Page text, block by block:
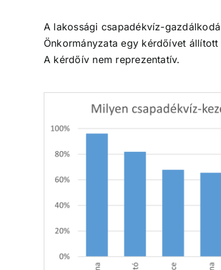
A lakossági csapadékvíz-
Önkormányzata egy kérdőívet
A kérdőív nem reprezentatív.